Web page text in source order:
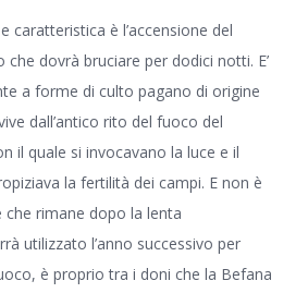
caratteristica è l’accensione del
dovrà bruciare per dodici notti. E’
a forme di culto pagano di origine
dall’antico rito del fuoco del
il quale si invocavano la luce e il
la fertilità dei campi. E non è
che rimane dopo la lenta
utilizzato l’anno successivo per
è proprio tra i doni che la Befana